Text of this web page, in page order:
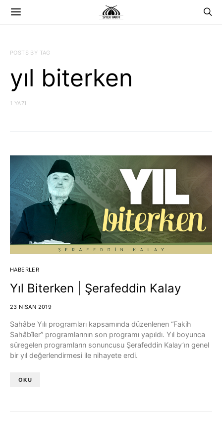
POSTS BY TAG
yıl biterken
1 YAZI
HABERLER
Yıl Biterken | Şerafeddin Kalay
23 NISAN 2019
Sahâbe Yılı programları kapsamında düzenlenen “Fakih
Sahâbîler” programlarının son programı yapıldı. Yıl boyunca
süregelen programların sonuncusu Şerafeddin Kalay’ın genel
bir yıl değerlendirmesi ile nihayete erdi.
OKU